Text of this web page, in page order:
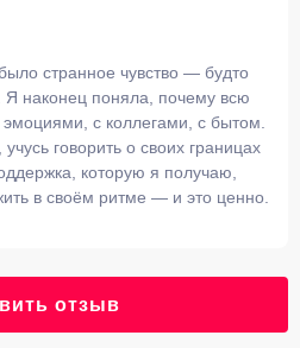
странное чувство — будто
Я наконец поняла, почему всю
с коллегами, с бытом.
говорить о своих границах
которую я получаю,
в своём ритме — и это ценно.
отзыв